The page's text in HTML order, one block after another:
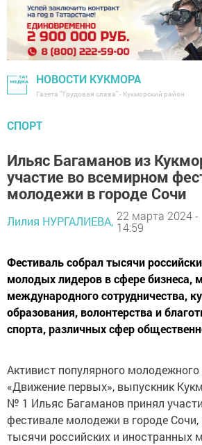
НОВОСТИ КУКМОРА
Газета "Трудовая слава" - Кукморский район
СПОРТ
Ильяс Багаманов из
участие во всемирном
молодежи в городе Сочи
Лилия НУРГАЛИЕВА, 22 марта 2024 -
14:59
Фестиваль собрал тысячи
молодых лидеров в сфере бизнеса,
международного сотрудничества,
образования, волонтерства и
спорта, различных сфер
Активист популярного
«Движение первых», выпускник
№ 1 Ильяс Багаманов принял
фестивале молодежи в городе
тысячи российских и иностранных